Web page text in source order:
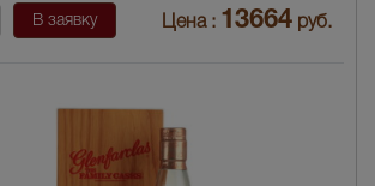
В заявку Цена : 13664 руб.